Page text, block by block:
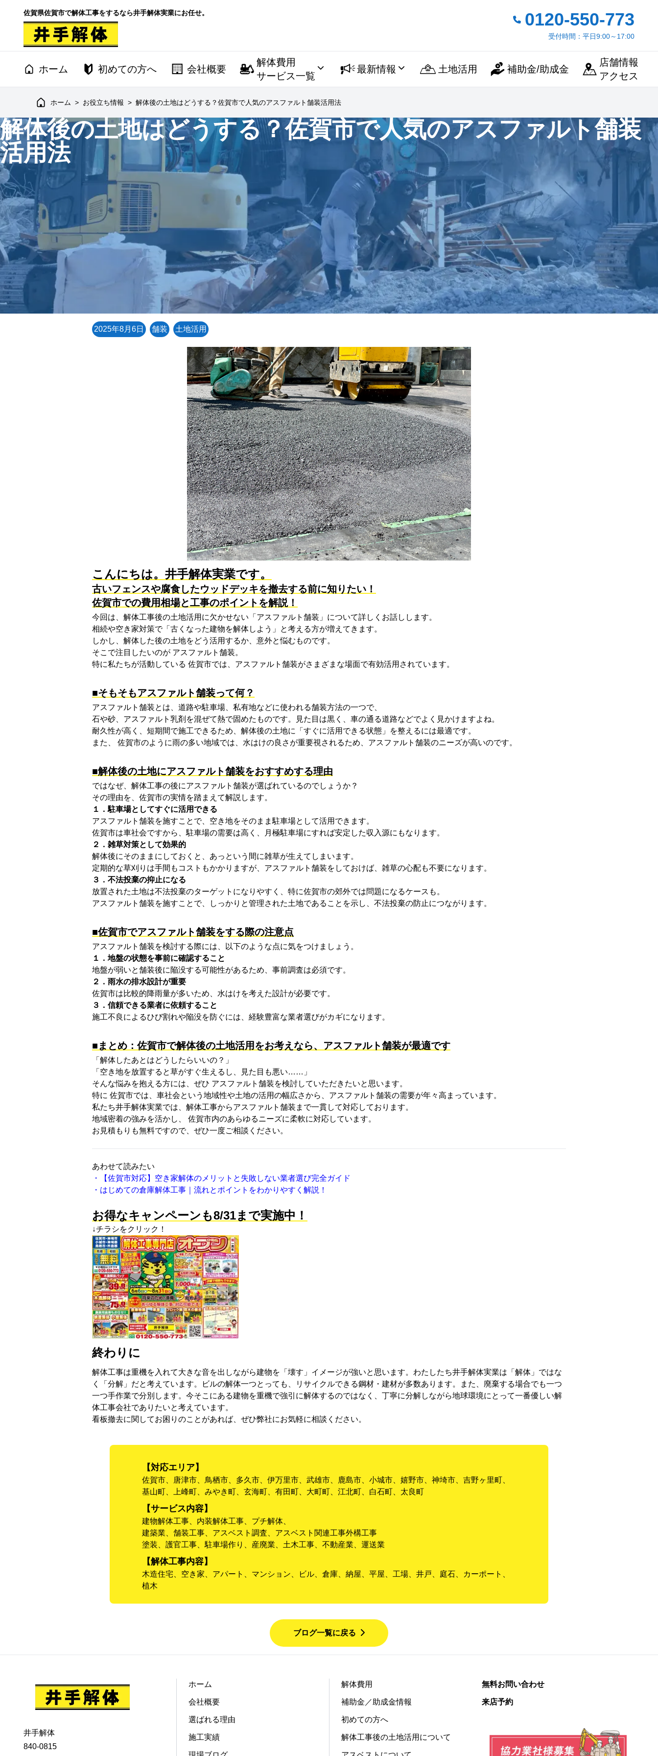
佐賀県佐賀市で解体工事をするなら井手解体実業にお任せ。 0120-550-773
受付時間：平日9:00～17:00
ホーム 初めての方へ 会社概要
解体費用
サービス一覧
最新情報 土地活用 補助金/助成金
店舗情報
アクセス
ホーム > お役立ち情報 > 解体後の土地はどうする？佐賀市で人気のアスファルト舗装活用法
解体後の土地はどうする？佐賀市で人気のアスファルト舗装
活用法
2025年8月6日 舗装 土地活用
こんにちは。井手解体実業です。
古いフェンスや腐食したウッドデッキを撤去する前に知りたい！
佐賀市での費用相場と工事のポイントを解説！
今回は、解体工事後の土地活用に欠かせない「アスファルト舗装」について詳しくお話しします。
相続や空き家対策で「古くなった建物を解体しよう」と考える方が増えてきます。
しかし、解体した後の土地をどう活用するか、意外と悩むものです。
そこで注目したいのが アスファルト舗装。
特に私たちが活動している 佐賀市では、アスファルト舗装がさまざまな場面で有効活用されています。
■そもそもアスファルト舗装って何？
アスファルト舗装とは、道路や駐車場、私有地などに使われる舗装方法の一つで、
石や砂、アスファルト乳剤を混ぜて熱で固めたものです。見た目は黒く、車の通る道路などでよく見かけますよね。
耐久性が高く、短期間で施工できるため、解体後の土地に「すぐに活用できる状態」を整えるには最適です。
また、 佐賀市のように雨の多い地域では、水はけの良さが重要視されるため、アスファルト舗装のニーズが高いのです。
■解体後の土地にアスファルト舗装をおすすめする理由
ではなぜ、解体工事の後にアスファルト舗装が選ばれているのでしょうか？
その理由を、佐賀市の実情を踏まえて解説します。
１．駐車場としてすぐに活用できる
アスファルト舗装を施すことで、空き地をそのまま駐車場として活用できます。
佐賀市は車社会ですから、駐車場の需要は高く、月極駐車場にすれば安定した収入源にもなります。
２．雑草対策として効果的
解体後にそのままにしておくと、あっという間に雑草が生えてしまいます。
定期的な草刈りは手間もコストもかかりますが、 アスファルト舗装をしておけば、雑草の心配も不要になります。
３．不法投棄の抑止になる
放置された土地は不法投棄のターゲットになりやすく、特に佐賀市の郊外では問題になるケースも。
アスファルト舗装を施すことで、しっかりと管理された土地であることを示し、不法投棄の防止につながります。
■佐賀市でアスファルト舗装をする際の注意点
アスファルト舗装を検討する際には、以下のような点に気をつけましょう。
１．地盤の状態を事前に確認すること
地盤が弱いと舗装後に陥没する可能性があるため、事前調査は必須です。
２．雨水の排水設計が重要
佐賀市は比較的降雨量が多いため、水はけを考えた設計が必要です。
３．信頼できる業者に依頼すること
施工不良によるひび割れや陥没を防ぐには、経験豊富な業者選びがカギになります。
■まとめ：佐賀市で解体後の土地活用をお考えなら、アスファルト舗装が最適です
「解体したあとはどうしたらいいの？」
「空き地を放置すると草がすぐ生えるし、見た目も悪い……」
そんな悩みを抱える方には、ぜひ アスファルト舗装を検討していただきたいと思います。
特に 佐賀市では、車社会という地域性や土地の活用の幅広さから、アスファルト舗装の需要が年々高まっています。
私たち井手解体実業では、解体工事からアスファルト舗装まで一貫して対応しております。
地域密着の強みを活かし、 佐賀市内のあらゆるニーズに柔軟に対応しています。
お見積もりも無料ですので、ぜひ一度ご相談ください。
あわせて読みたい
・【佐賀市対応】空き家解体のメリットと失敗しない業者選び完全ガイド
・はじめての倉庫解体工事｜流れとポイントをわかりやすく解説！
お得なキャンペーンも8/31まで実施中！
↓チラシをクリック！
終わりに
解体工事は重機を入れて大きな音を出しながら建物を「壊す」イメージが強いと思います。わたしたち井手解体実業は「解体」ではな
く「分解」だと考えています。ビルの解体一つとっても、リサイクルできる鋼材・建材が多数あります。また、廃棄する場合でも一つ
一つ手作業で分別します。今そこにある建物を重機で強引に解体するのではなく、丁寧に分解しながら地球環境にとって一番優しい解
体工事会社でありたいと考えています。
看板撤去に関してお困りのことがあれば、ぜひ弊社にお気軽に相談ください。
【対応エリア】
佐賀市、唐津市、鳥栖市、多久市、伊万里市、武雄市、鹿島市、小城市、嬉野市、神埼市、吉野ヶ里町、
基山町、上峰町、みやき町、玄海町、有田町、大町町、江北町、白石町、太良町
【サービス内容】
建物解体工事、内装解体工事、プチ解体、
建築業、舗装工事、アスベスト調査、アスベスト関連工事外構工事
塗装、護官工事、駐車場作り、産廃業、土木工事、不動産業、運送業
【解体工事内容】
木造住宅、空き家、アパート、マンション、ビル、倉庫、納屋、平屋、工場、井戸、庭石、カーポート、
植木
ブログ一覧に戻る
井手解体
840-0815
ホーム
会社概要
選ばれる理由
施工実績
解体費用
補助金／助成金情報
初めての方へ
解体工事後の土地活用について
無料お問い合わせ
来店予約